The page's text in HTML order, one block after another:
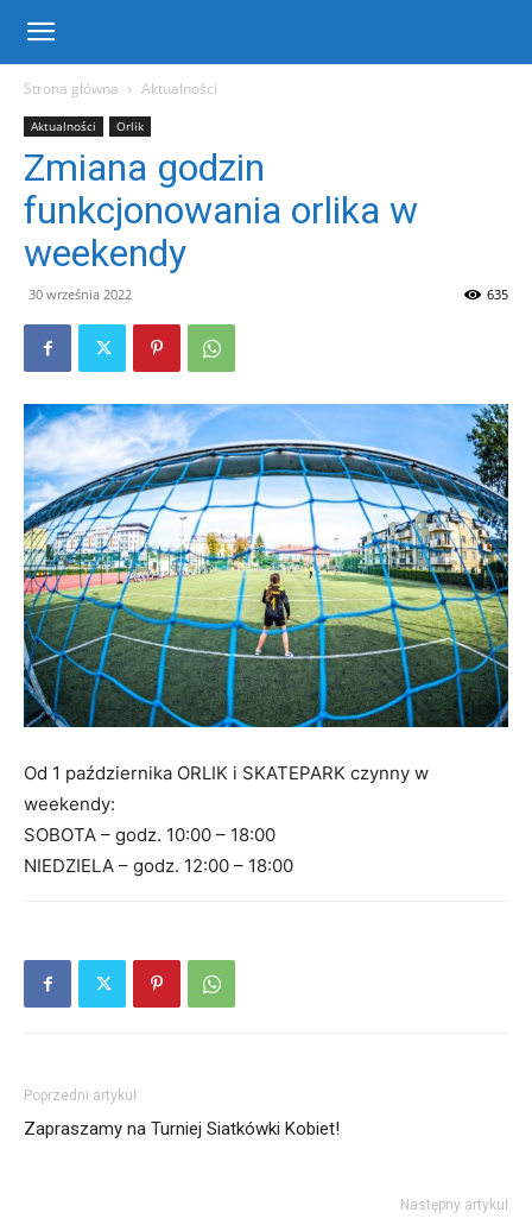
Centrum
Sportu
Rekreacji
Warce
Strona główna Aktualności
Aktualności Orlik
Zmiana godzin
funkcjonowania orlika w
weekendy
30 września 2022 635
Od 1 października ORLIK i SKATEPARK czynny w
weekendy:
SOBOTA – godz. 10:00 – 18:00
NIEDZIELA – godz. 12:00 – 18:00
Poprzedni artykuł
Zapraszamy na Turniej Siatkówki Kobiet!
Następny artykuł